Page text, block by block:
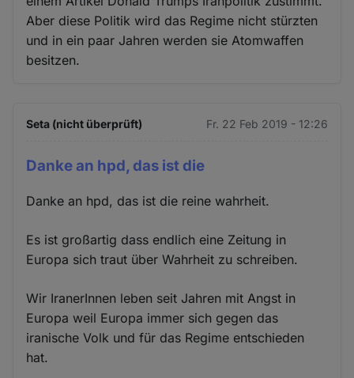
Aber diese Politik wird das Regime nicht stürzten
und in ein paar Jahren werden sie Atomwaffen
besitzen.
Seta (nicht überprüft) Fr. 22 Feb 2019 - 12:26
Danke an hpd, das ist die
Danke an hpd, das ist die reine wahrheit.
Es ist großartig dass endlich eine Zeitung in
Europa sich traut über Wahrheit zu schreiben.
Wir IranerInnen leben seit Jahren mit Angst in
Europa weil Europa immer sich gegen das
iranische Volk und für das Regime entschieden
hat.